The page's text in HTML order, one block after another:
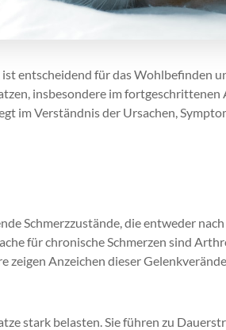
entscheidend für das Wohlbefinden
insbesondere im
im Verständnis der Ursachen,
Schmerzzustände, die entweder
für chronische Schmerzen sind
zeigen Anzeichen dieser
stark belasten. Sie führen zu